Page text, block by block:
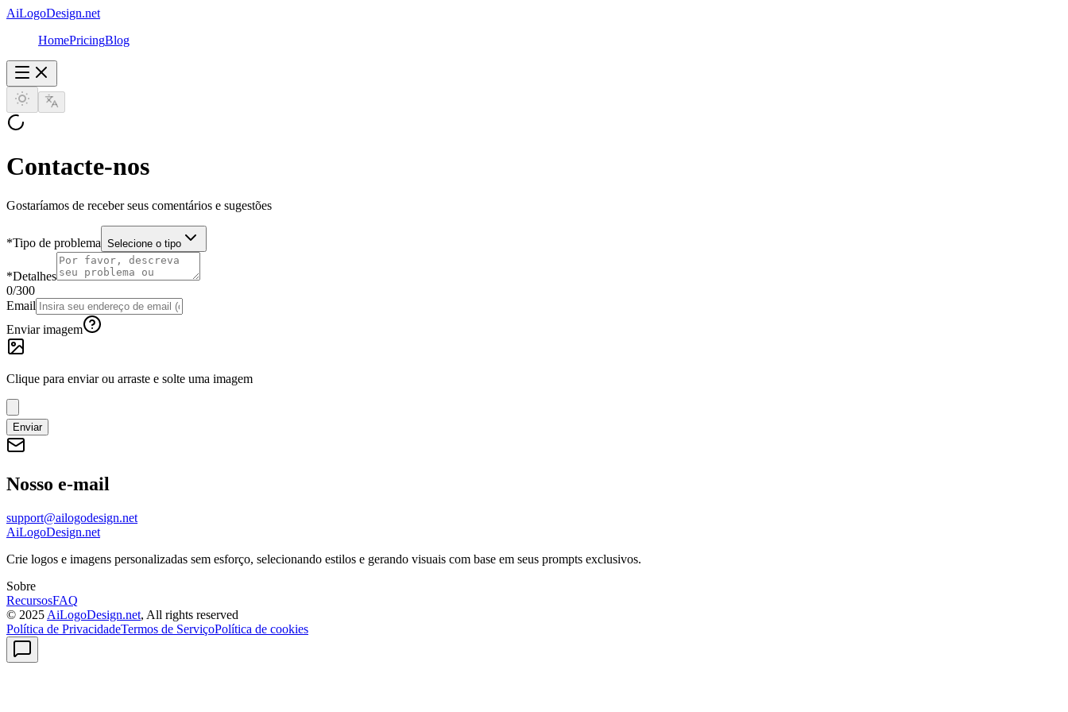
AiLogoDesign.net
HomePricingBlog
Contacte-nos
Gostaríamos de receber seus comentários e sugestões
*Tipo de problema Selecione o tipo
*Detalhes
0/300
Email
Enviar imagem
Clique para enviar ou arraste e solte uma imagem
Enviar
Nosso e-mail
support@ailogodesign.net
AiLogoDesign.net
Crie logos e imagens personalizadas sem esforço, selecionando estilos e gerando visuais com base em seus prompts exclusivos.
Sobre
RecursosFAQ
© 2025 AiLogoDesign.net, All rights reserved
Política de PrivacidadeTermos de ServiçoPolítica de cookies